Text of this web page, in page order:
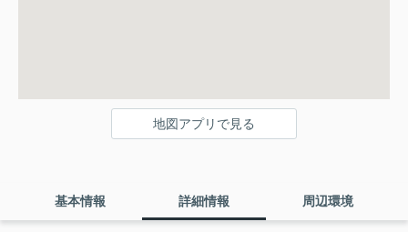
地図アプリで見る
基本情報 詳細情報 周辺環境